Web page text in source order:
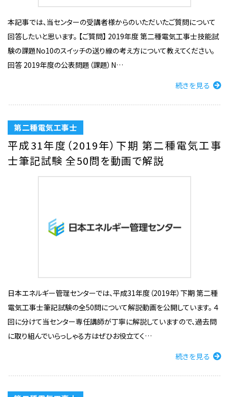
本記事では、当センターの受講者様からのいただいたご質問について
回答したいと思います。 【ご質問】 2019年度 第二種電気工事士技能試
験の課題No10のスイッチの送り線の考え方について教えてください。
回答 2019年度の公表問題（課題）N…
続きを見る
第二種電気工事士
平成31年度（2019年）下期 第二種電気工事
士筆記試験 全50問を動画で解説
日本エネルギー管理センターでは、平成31年度（2019年）下期 第二種
電気工事士筆記試験の全50問について解説動画を公開しています。 ４
回に分けて当センター専任講師が丁寧に解説していますので、過去問
に取り組んでいらっしゃる方はぜひお役立てく…
続きを見る